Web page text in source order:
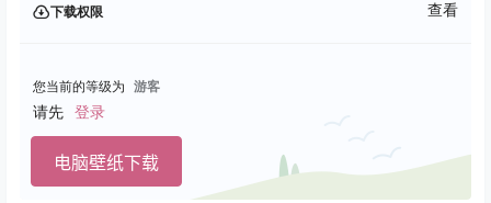
下载权限 查看
您当前的等级为 游客
请先 登录
电脑壁纸下载